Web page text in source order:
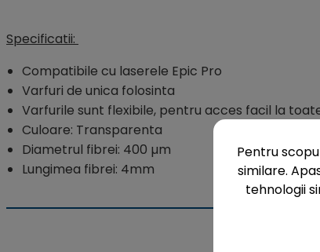
Specificatii:
Compatibile cu laserele Epic Pro
Varfuri de unica folosinta
Varfurile sunt flexibile, pentru acces facil la
Culoare: Transparenta
Diametrul fibrei: 400 µm
Lungimea fibrei: 4mm
Pentru
similare.
tehnologii